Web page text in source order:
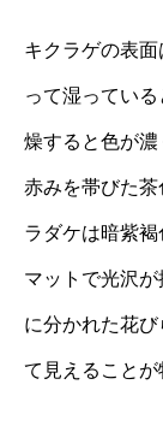
キクラゲの表
って湿ってい
燥すると色が
赤みを帯びた
ラダケは暗紫褐
マットで光沢
に分かれた花
て見えることが